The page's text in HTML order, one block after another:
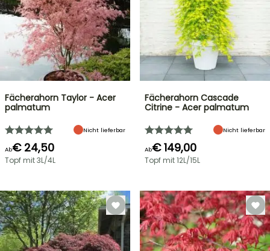
Fächerahorn Taylor - Acer
palmatum
Nicht lieferbar
Ab€ 24,50
Topf mit 3L/4L
Fächerahorn Cascade
Citrine - Acer palmatum
Nicht lieferbar
Ab€ 149,00
Topf mit 12L/15L